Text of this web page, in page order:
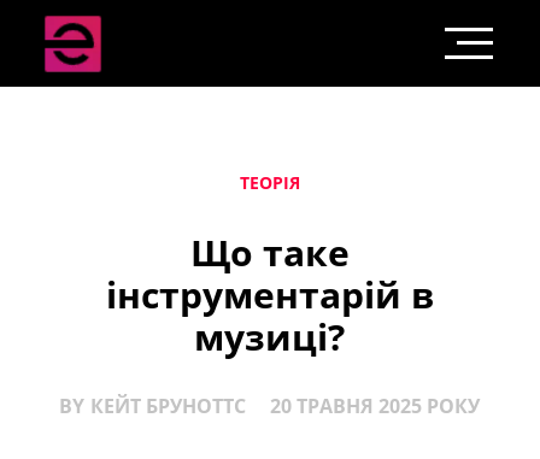
ТЕОРІЯ
Що таке
інструментарій в
музиці?
BY КЕЙТ БРУНОТТС 20 ТРАВНЯ 2025 РОКУ